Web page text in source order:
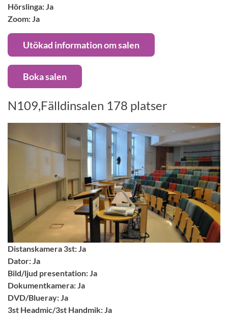
Hörslinga: Ja
Zoom: Ja
Utökad information om salen
Boka salen
N109,Fälldinsalen 178 platser
Distanskamera 3st: Ja
Dator: Ja
Bild/ljud presentation: Ja
Dokumentkamera: Ja
DVD/Blueray: Ja
3st Headmic/3st Handmik: Ja